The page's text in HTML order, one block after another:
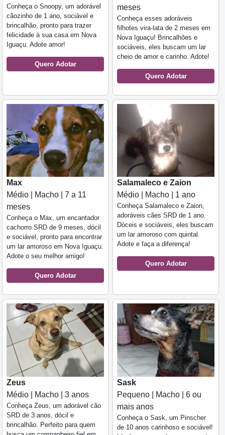
Conheça o Snoopy, um adorável
cãozinho de 1 ano, sociável e
brincalhão, pronto para trazer
felicidade à sua casa em Nova
Iguaçu. Adote amor!
Quero Adotar
meses
Conheça esses adoráveis
filhotes vira-lata de 2 meses em
Nova Iguaçu! Brincalhões e
sociáveis, eles buscam um lar
cheio de amor e carinho. Adote!
Quero Adotar
Max
Médio | Macho | 7 a 11
meses
Conheça o Max, um encantador
cachorro SRD de 9 meses, dócil
e sociável, pronto para encontrar
um lar amoroso em Nova Iguaçu.
Adote o seu melhor amigo!
Quero Adotar
Salamaleco e Zaion
Médio | Macho | 1 ano
Conheça Salamaleco e Zaion,
adoráveis cães SRD de 1 ano.
Dóceis e sociáveis, eles buscam
um lar amoroso com quintal.
Adote e faça a diferença!
Quero Adotar
Zeus
Médio | Macho | 3 anos
Conheça Zeus, um adorável cão
SRD de 3 anos, dócil e
brincalhão. Perfeito para quem
Sask
Pequeno | Macho | 6 ou
mais anos
Conheça o Sask, um Pinscher
de 10 anos carinhoso e sociável!